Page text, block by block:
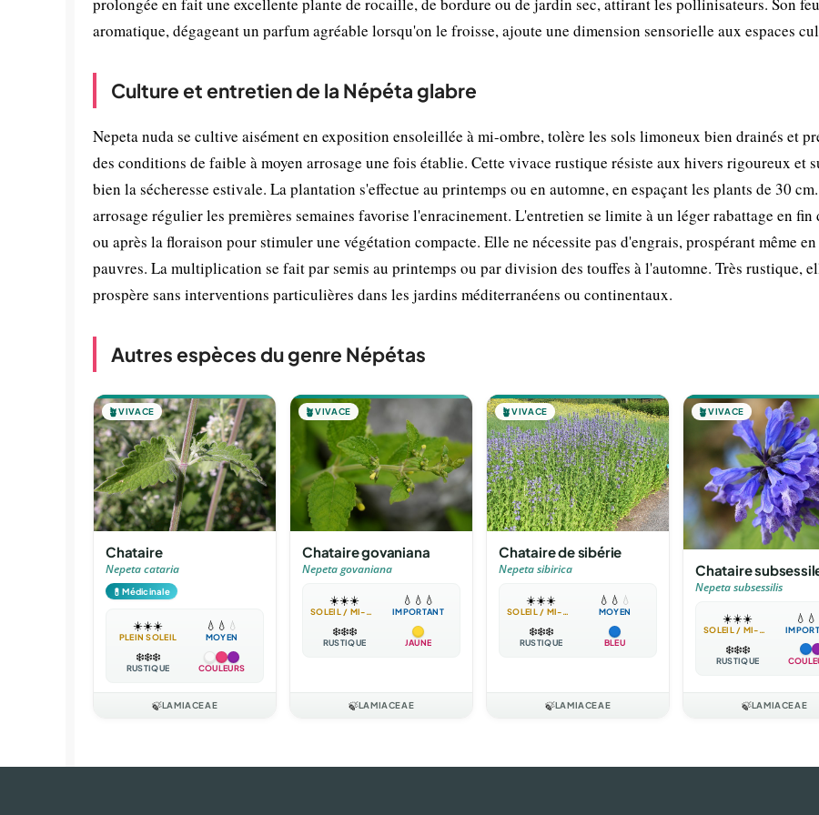
aromatique, dégageant un parfum agréable lorsqu'on le froisse, ajoute une dimension sensorielle aux espaces
Culture et entretien de la Népéta glabre
Nepeta nuda se cultive aisément en exposition ensoleillée à mi-ombre, tolère les sols limoneux bien drainés et
des conditions de faible à moyen arrosage une fois établie. Cette vivace rustique résiste aux hivers rigoureux et
bien la sécheresse estivale. La plantation s'effectue au printemps ou en automne, en espaçant les plants de 30
arrosage régulier les premières semaines favorise l'enracinement. L'entretien se limite à un léger rabattage en fin
ou après la floraison pour stimuler une végétation compacte. Elle ne nécessite pas d'engrais, prospérant même
pauvres. La multiplication se fait par semis au printemps ou par division des touffes à l'automne. Très rustique,
prospère sans interventions particulières dans les jardins méditerranéens ou continentaux.
Autres espèces du genre Népétas
🪴VIVACE
Chataire
Nepeta cataria
💊Médicinale
☀️☀️☀️
PLEIN SOLEIL
💧 💧 💧
MOYEN
❄️❄️❄️
RUSTIQUE COULEURS
🍃LAMIACEAE
🪴VIVACE
Chataire govaniana
Nepeta govaniana
☀️☀️☀️
SOLEIL / MI-OMBRE
💧 💧 💧
IMPORTANT
❄️❄️❄️
RUSTIQUE JAUNE
🍃LAMIACEAE
🪴VIVACE
Chataire de sibérie
Nepeta sibirica
☀️☀️☀️
SOLEIL / MI-OMBRE
💧 💧 💧
MOYEN
❄️❄️❄️
RUSTIQUE BLEU
🍃LAMIACEAE
🪴VIVACE
Chataire
Nepeta subsessilis
☀️☀️☀️
SOLEIL / MI-OMBRE
💧 💧
❄️❄️❄️
RUSTIQUE
🍃LAMIACEAE